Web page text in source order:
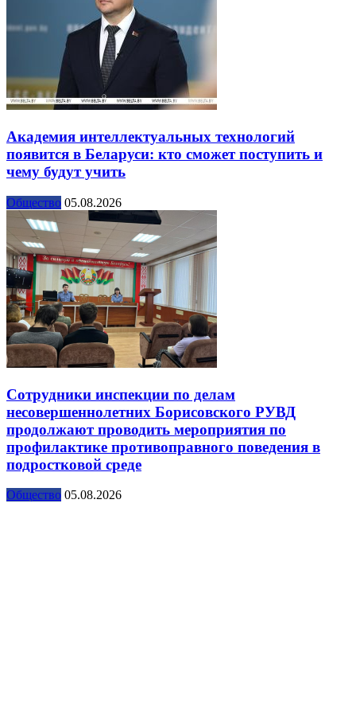
Академия интеллектуальных технологий
появится в Беларуси: кто сможет поступить и
чему будут учить
Общество 05.08.2026
Сотрудники инспекции по делам
несовершеннолетних Борисовского РУВД
продолжают проводить мероприятия по
профилактике противоправного поведения в
подростковой среде
Общество 05.08.2026